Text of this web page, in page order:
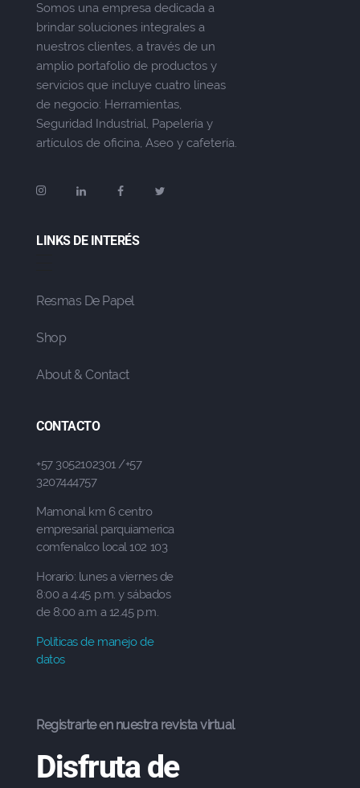
Somos una empresa dedicada a
brindar soluciones integrales a
nuestros clientes, a través de un
amplio portafolio de productos y
servicios que incluye cuatro líneas
de negocio: Herramientas,
Seguridad Industrial, Papelería y
artículos de oficina, Aseo y cafetería.
LINKS DE INTERÉS
Resmas De Papel
Shop
About & Contact
CONTACTO
+57 3052102301 /+57
3207444757
Mamonal km 6 centro
empresarial parquiamerica
comfenalco local 102 103
Horario: lunes a viernes de
8:00 a 4:45 p.m. y sábados
de 8:00 a.m a 12.45 p.m.
Políticas de manejo de
datos
Registrarte en nuestra revista virtual
Disfruta de